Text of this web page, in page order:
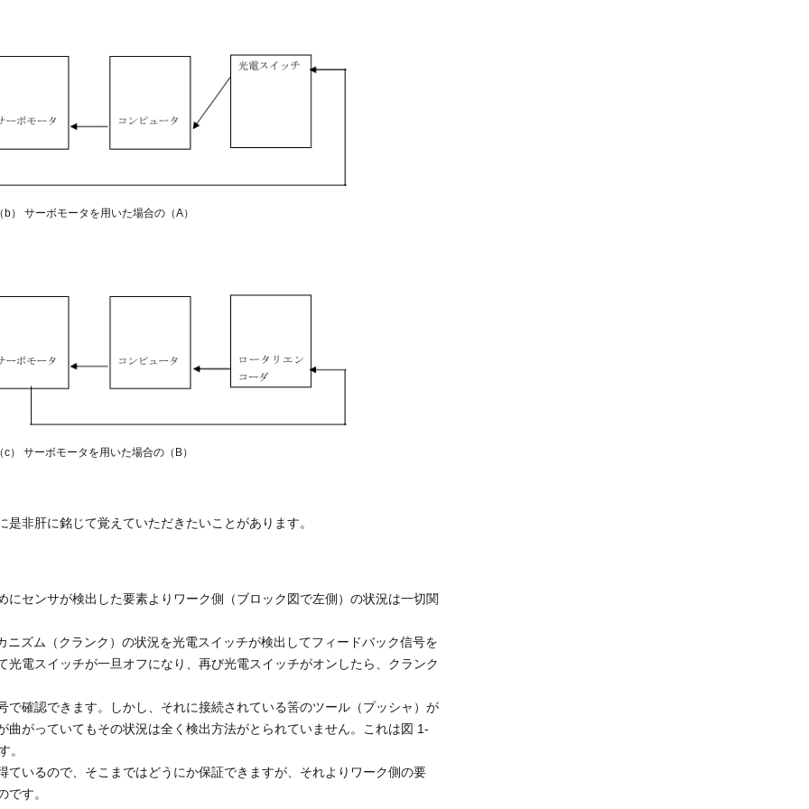
） サーボモータを用いた場合の（A）
c） サーボモータを用いた場合の（B）
非肝に銘じて覚えていただきたいことがあります。
センサが検出した要素よりワーク側（ブロック図で左側）の状況は一切関
ズム（クランク）の状況を光電スイッチが検出してフィードバック信号を
電スイッチが一旦オフになり、再び光電スイッチがオンしたら、クランク
確認できます。しかし、それに接続されている筈のツール（プッシャ）が
がっていてもその状況は全く検出方法がとられていません。これは図 1-
。
いるので、そこまではどうにか保証できますが、それよりワーク側の要
す。